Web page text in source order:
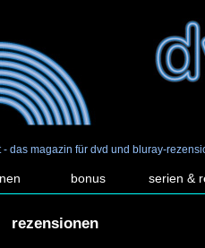
das magazin für dvd und bluray-
bonus serien &
rezensionen